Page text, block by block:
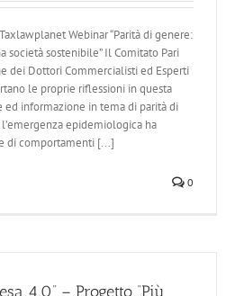
Webinar “Parità di genere:
società sostenibile” Il Comitato Pari
dei Dottori Commercialisti ed Esperti
le proprie riflessioni in questa
ed informazione in tema di parità di
epidemiologica ha
di comportamenti [...]
0
4.0” – Progetto “Più